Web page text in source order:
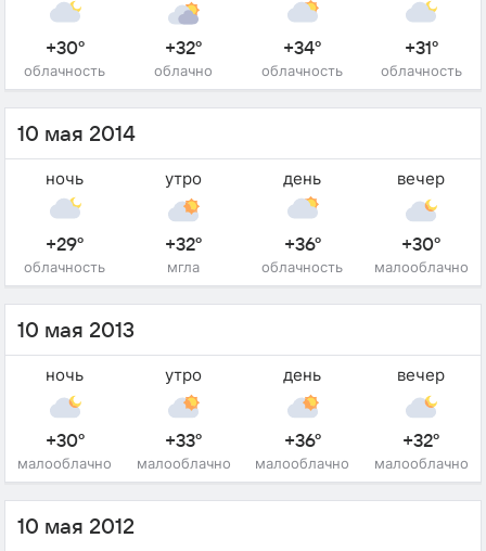
+30°
облачность
+32°
облачно
+34°
облачность
+31°
облачность
10 мая 2014
ночь
+29°
облачность
утро
+32°
мгла
день
+36°
облачность
вечер
+30°
малооблачно
10 мая 2013
ночь
+30°
малооблачно
утро
+33°
малооблачно
день
+36°
малооблачно
вечер
+32°
малооблачно
10 мая 2012